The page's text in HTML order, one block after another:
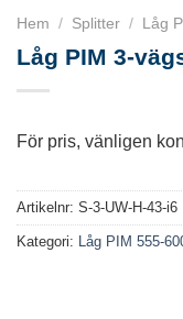
Hem / Splitter / Låg
Låg PIM 3-
För pris, vänligen
Artikelnr: S-3-UW-H-43-i6
Kategori: Låg PIM 555-